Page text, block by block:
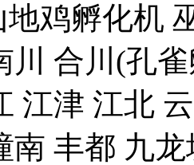
鸡孵化机
川 合川(孔
江津 江北
南 丰都 九